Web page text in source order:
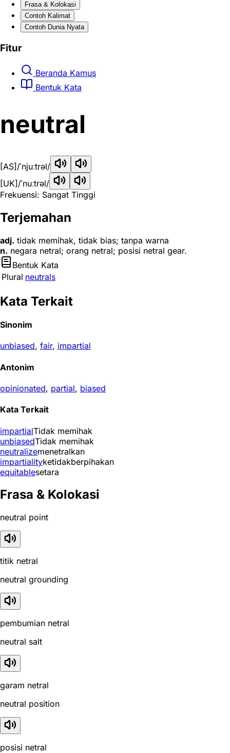
Frasa & Kolokasi
Contoh Kalimat
Contoh Dunia Nyata
Fitur
Beranda Kamus
Bentuk Kata
neutral
[AS] /ˈnjuːtrəl/
[UK] /ˈnuːtrəl/
Frekuensi: Sangat Tinggi
Terjemahan
adj. tidak memihak, tidak bias; tanpa warna
n. negara netral; orang netral; posisi netral gear.
Bentuk Kata
Plural neutrals
Kata Terkait
Sinonim
unbiased, fair, impartial
Antonim
opinionated, partial, biased
Kata Terkait
impartialTidak memihak
unbiasedTidak memihak
neutralizemenetralkan
impartialityketidakberpihakan
equitablesetara
Frasa & Kolokasi
neutral point
titik netral
neutral grounding
pembumian netral
neutral salt
garam netral
neutral position
posisi netral